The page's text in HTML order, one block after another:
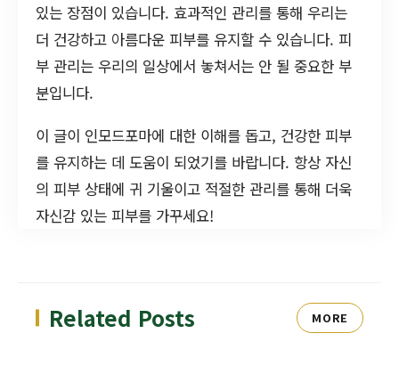
있는 장점이 있습니다. 효과적인 관리를 통해 우리는
더 건강하고 아름다운 피부를 유지할 수 있습니다. 피
부 관리는 우리의 일상에서 놓쳐서는 안 될 중요한 부
분입니다.
이 글이 인모드포마에 대한 이해를 돕고, 건강한 피부
를 유지하는 데 도움이 되었기를 바랍니다. 항상 자신
의 피부 상태에 귀 기울이고 적절한 관리를 통해 더욱
자신감 있는 피부를 가꾸세요!
Related Posts MORE